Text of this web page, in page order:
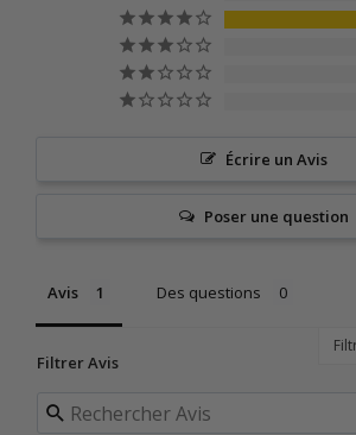
Écrire un Avis
Poser une question
Avis Des questions
Filtrer Avis